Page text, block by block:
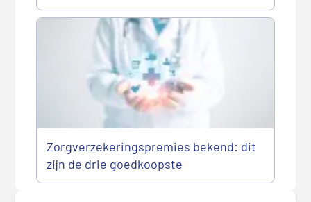
Zorgverzekeringspremies bekend: dit
zijn de drie goedkoopste